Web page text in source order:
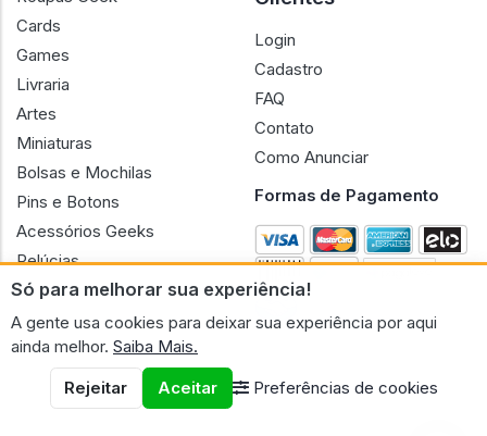
Só para melhorar sua experiência!
A gente usa cookies para deixar sua experiência por aqui
ainda melhor. Saiba Mais.
Rejeitar
Aceitar Preferências de cookies
Cards
Games
Livraria
Artes
Miniaturas
Bolsas e Mochilas
Pins e Botons
Acessórios Geeks
Pelúcias
Bonecas
Login
Cadastro
FAQ
Contato
Como Anunciar
Formas de Pagamento